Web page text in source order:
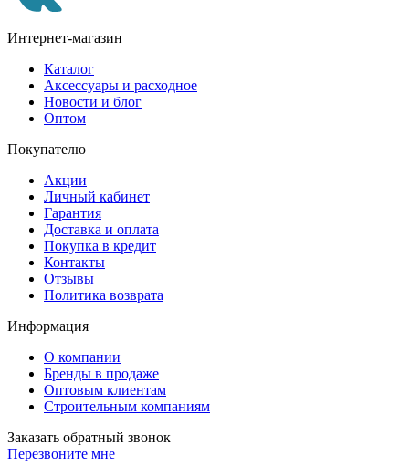
Интернет-магазин
Каталог
Аксессуары и расходное
Новости и блог
Оптом
Покупателю
Акции
Личный кабинет
Гарантия
Доставка и оплата
Покупка в кредит
Контакты
Отзывы
Политика возврата
Информация
О компании
Бренды в продаже
Оптовым клиентам
Строительным компаниям
Заказать обратный звонок
Перезвоните мне